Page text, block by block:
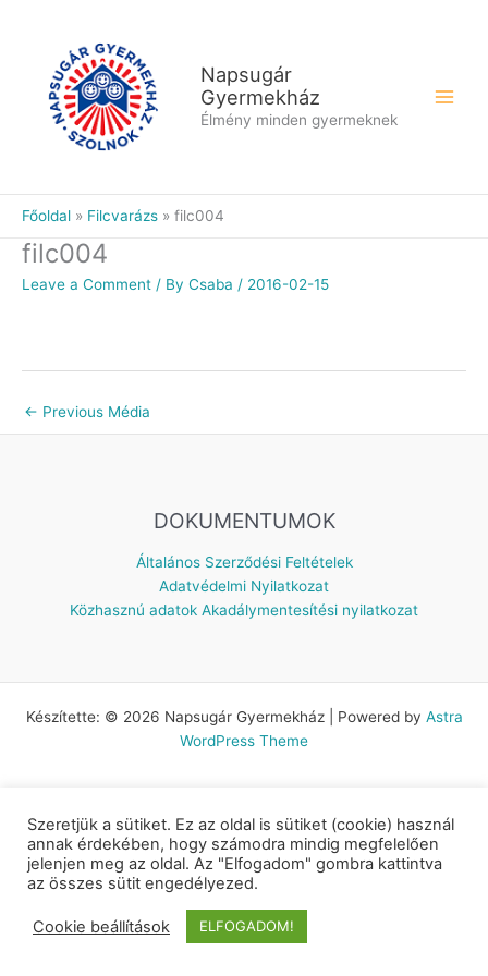
Napsugár
Gyermekház
Élmény minden gyermeknek
Főoldal Filcvarázs filc004
filc004
Leave a Comment / By Csaba / 2016-02-15
← Previous Média
DOKUMENTUMOK
Általános Szerződési Feltételek
Adatvédelmi Nyilatkozat
Közhasznú adatok Akadálymentesítési nyilatkozat
Készítette: © 2026 Napsugár Gyermekház | Powered by Astra
WordPress Theme
Szeretjük a sütiket. Ez az oldal is sütiket (cookie) használ
annak érdekében, hogy számodra mindig megfelelően
jelenjen meg az oldal. Az "Elfogadom" gombra kattintva
az összes sütit engedélyezed.
Cookie beállítások ELFOGADOM!